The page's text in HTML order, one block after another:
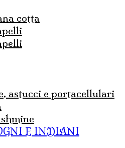
cotta